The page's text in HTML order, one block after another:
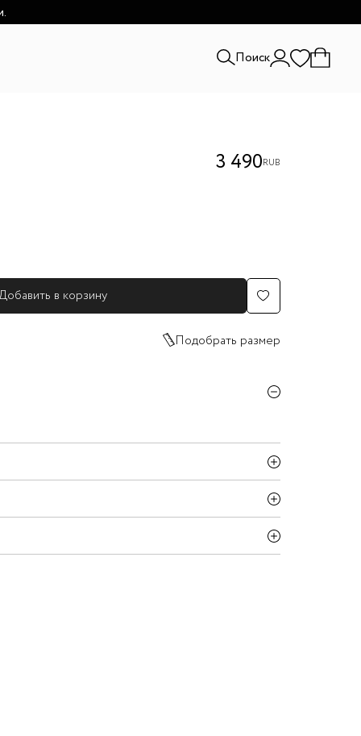
Поиск
3 490RUB
в корзину
Подобрать размер